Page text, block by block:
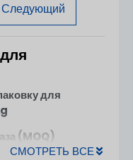
при этом
Следующий
для
(MOQ)
СМОТРЕТЬ ВСЕ